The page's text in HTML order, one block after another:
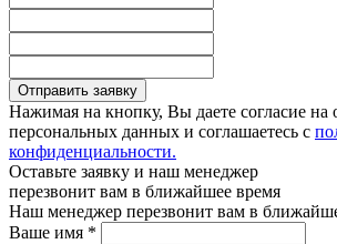
Отправить заявку
Нажимая на кнопку, Вы даете согласие на
персональных данных и соглашаетесь с
конфиденциальности.
Оставьте заявку и наш менеджер
перезвонит вам в ближайшее время
Наш менеджер перезвонит вам в
Ваше имя *